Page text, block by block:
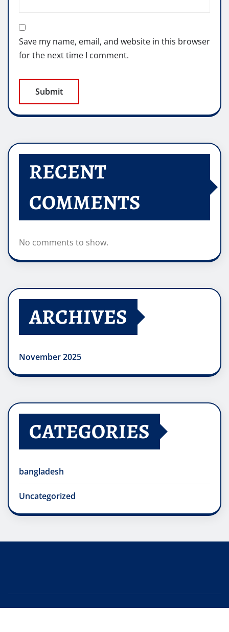
Save my name, email, and website in this browser
for the next time I comment.
RECENT
COMMENTS
No comments to show.
ARCHIVES
November 2025
CATEGORIES
bangladesh
Uncategorized